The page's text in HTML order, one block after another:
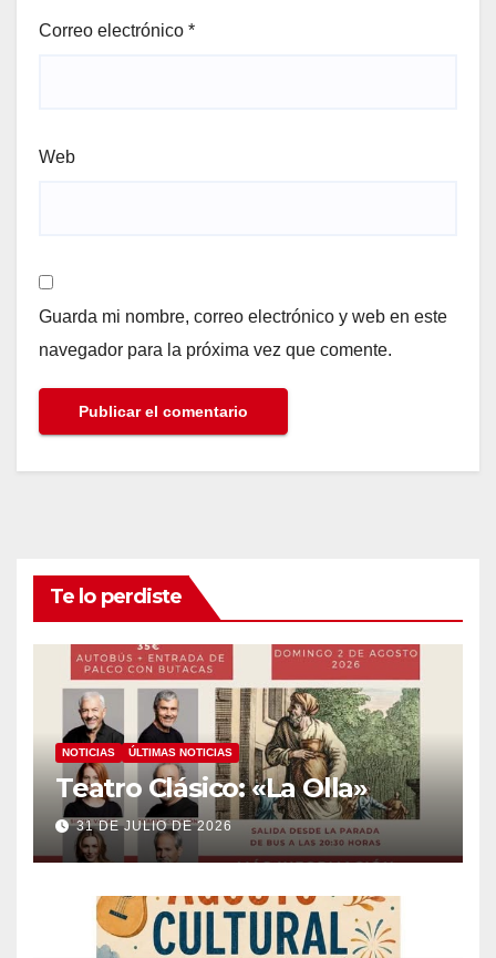
Correo electrónico *
Web
Guarda mi nombre, correo electrónico y web en este
navegador para la próxima vez que comente.
Te lo perdiste
NOTICIAS ÚLTIMAS NOTICIAS
Teatro Clásico: «La Olla»
31 DE JULIO DE 2026